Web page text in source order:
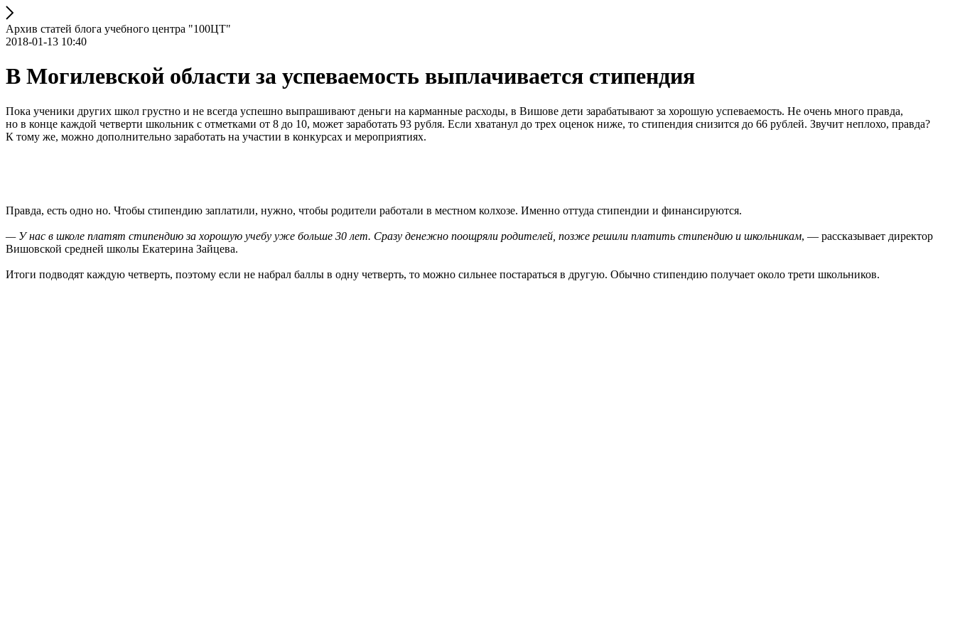
Архив статей блога учебного центра "100ЦТ"
2018-01-13 10:40
В Могилевской области за успеваемость выплачивается стипендия
Пока ученики других школ грустно и не всегда успешно выпрашивают деньги на карманные расходы, в Вишове дети зарабатывают за хорошую успеваемость. Не очень много правда,
но в конце каждой четверти школьник с отметками от 8 до 10, может заработать 93 рубля. Если хватанул до трех оценок ниже, то стипендия снизится до 66 рублей. Звучит неплохо, правда?
К тому же, можно дополнительно заработать на участии в конкурсах и мероприятиях.
Правда, есть одно но. Чтобы стипендию заплатили, нужно, чтобы родители работали в местном колхозе. Именно оттуда стипендии и финансируются.
— У нас в школе платят стипендию за хорошую учебу уже больше 30 лет. Сразу денежно поощряли родителей, позже решили платить стипендию и школьникам, — рассказывает директор
Вишовской средней школы Екатерина Зайцева.
Итоги подводят каждую четверть, поэтому если не набрал баллы в одну четверть, то можно сильнее постараться в другую. Обычно стипендию получает около трети школьников.